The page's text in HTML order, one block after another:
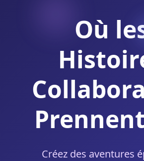
Où
Créez des aventures